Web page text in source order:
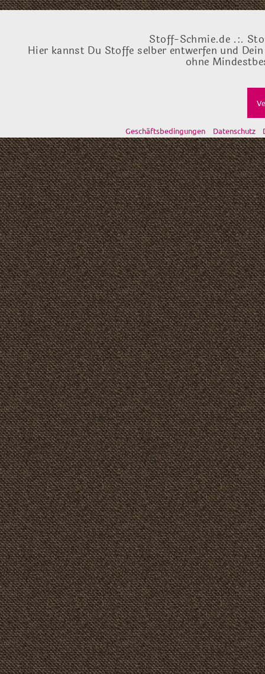
Stoff-Schmie.de .:.
Hier kannst Du Stoffe selber entwerfen und
ohne
Geschäftsbedingungen Datenschutz